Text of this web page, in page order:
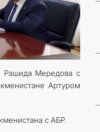
Рашида Мередова с
Артуром
с АБР.